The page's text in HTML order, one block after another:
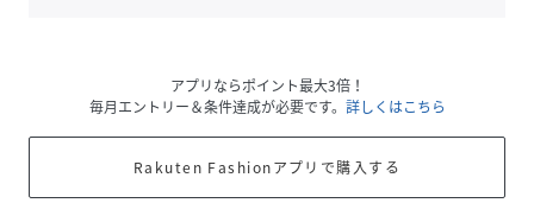
アプリならポイント最大3倍！
毎月エントリー＆条件達成が必要です。 詳しくはこちら
Rakuten Fashionアプリで購入する